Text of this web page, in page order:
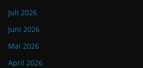
Juli 2026
Juni 2026
Mai 2026
April 2026